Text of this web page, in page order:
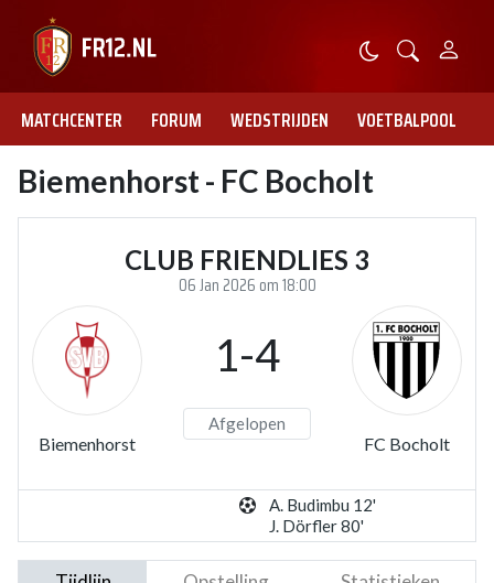
MATCHCENTER FORUM WEDSTRIJDEN VOETBALPOOL
Biemenhorst - FC Bocholt
CLUB FRIENDLIES 3
06 Jan 2026 om 18:00
Biemenhorst
1-4
Afgelopen
FC Bocholt
A. Budimbu 12'
J. Dörfler 80'